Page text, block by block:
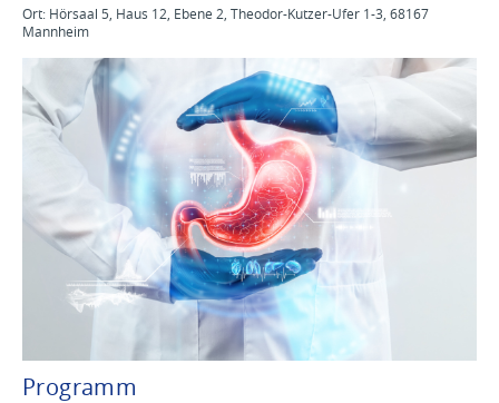
Ort: Hörsaal 5, Haus 12, Ebene 2, Theodor-Kutzer-Ufer 1-3, 68167
Mannheim
Programm